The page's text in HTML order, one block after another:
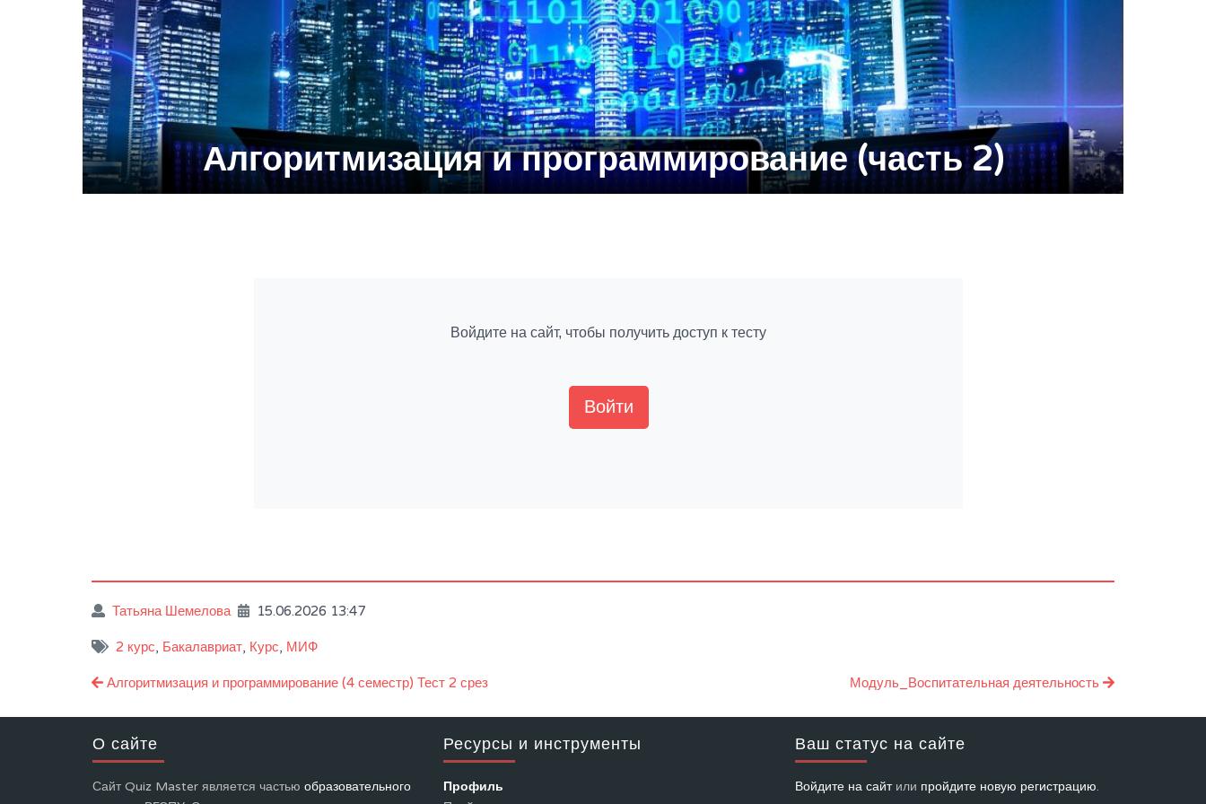
Алгоритмизация и программирование (часть 2)
Войдите на сайт, чтобы получить доступ к тесту
Войти
Татьяна Шемелова 15.06.2026 13:47
2 курс, Бакалавриат, Курс, МИФ
Навигация
записям
Алгоритмизация и программирование (4 семестр) Тест 2 срез Модуль_Воспитательная деятельность
О сайте
Сайт Quiz Master является частьюобразовательного
Ресурсы и инструменты
Профиль
Ваш статус на сайте
Войдите на сайтили пройдите новую регистрацию.